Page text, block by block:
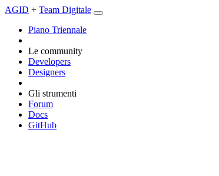
AGID + Team Digitale
Piano Triennale
Le community
Developers
Designers
Gli strumenti
Forum
Docs
GitHub